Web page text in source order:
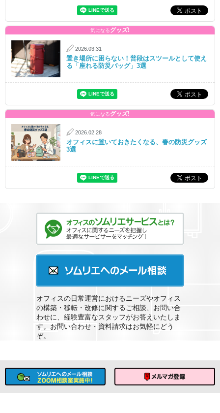
気になるグッズ!
2026.03.31
置き場所に困らない！普段はスツールとして使え
る「座れる防災バッグ」3選
気になるグッズ!
2026.02.28
オフィスに置いておきたくなる、春の防災グッズ
3選
オフィスの日常運営におけるニーズやオフィス
の構築・移転・改修に関するご相談、お問い合
わせに、経験豊富なスタッフがお答えいたしま
す。お問い合わせ・資料請求はお気軽にどう
ぞ。